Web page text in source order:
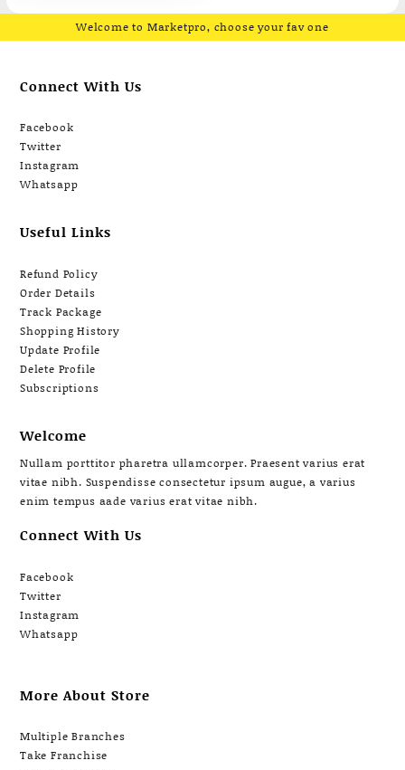
Welcome to Marketpro, choose your fav one
Connect With Us
Facebook
Twitter
Instagram
Whatsapp
Useful Links
Refund Policy
Order Details
Track Package
Shopping History
Update Profile
Delete Profile
Subscriptions
Welcome
Nullam porttitor pharetra ullamcorper. Praesent varius erat
vitae nibh. Suspendisse consectetur ipsum augue, a varius
enim tempus aade varius erat vitae nibh.
Connect With Us
Facebook
Twitter
Instagram
Whatsapp
More About Store
Multiple Branches
Take Franchise